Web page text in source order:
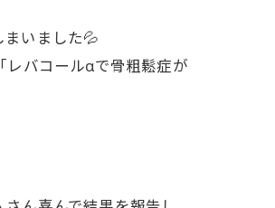
いました💦
バコールαで骨粗鬆症が